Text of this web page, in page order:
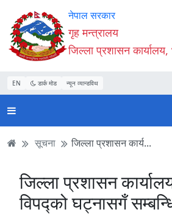
Accessibility
Mode
सुरु
गर्नुहोस्
सामाग्री
पढ्नुहाेस्
नेभिगेसन
पढ्नुहाेस्
वेबसाइट
खोजमा
जानुहोस्
नेपाल सरकार
गृह मन्त्रालय
जिल्ला प्रशासन
EN डार्क मोड न्यून व्यान्डविथ
सूचना जिल्ला प्रशासन कार्य...
जिल्ला प्रशासन
विपद्को घट्नासगँ